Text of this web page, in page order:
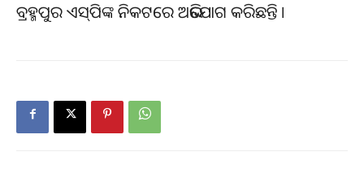
ବ୍ରହ୍ମପୁର ଏସ୍‌ପିଙ୍କ ନିକଟରେ ଅଭିଯୋଗ କରିଛନ୍ତି ।